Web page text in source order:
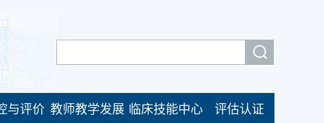
与评价 教师教学发展 临床技能中心 评估认证